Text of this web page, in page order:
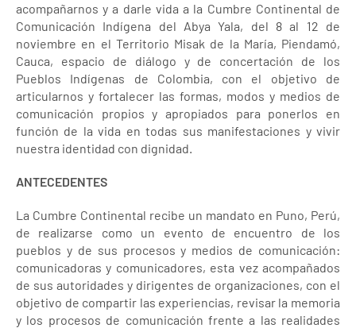
acompañarnos y a darle vida a la Cumbre Continental de
Comunicación Indígena del Abya Yala, del 8 al 12 de
noviembre en el Territorio Misak de la María, Piendamó,
Cauca, espacio de diálogo y de concertación de los
Pueblos Indígenas de Colombia, con el objetivo de
articularnos y fortalecer las formas, modos y medios de
comunicación propios y apropiados para ponerlos en
función de la vida en todas sus manifestaciones y vivir
nuestra identidad con dignidad.
ANTECEDENTES
La Cumbre Continental recibe un mandato en Puno, Perú,
de realizarse como un evento de encuentro de los
pueblos y de sus procesos y medios de comunicación:
comunicadoras y comunicadores, esta vez acompañados
de sus autoridades y dirigentes de organizaciones, con el
objetivo de compartir las experiencias, revisar la memoria
y los procesos de comunicación frente a las realidades